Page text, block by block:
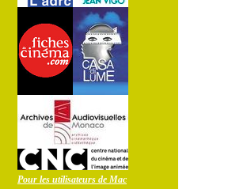
Pour les utilisateurs de Mac